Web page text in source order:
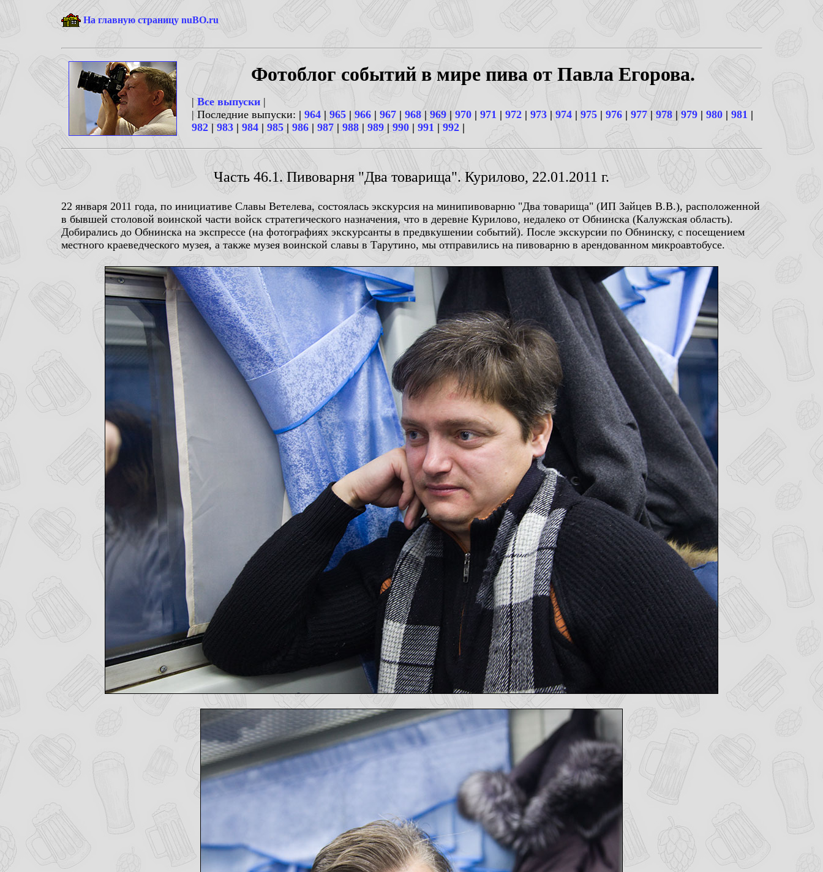
На главную страницу nuBO.ru
Фотоблог событий в мире пива от Павла Егорова.
|Все выпуски|
| Последние выпуски: | 964| 965| 966| 967| 968|969|970| 971 | 972| 973| 974| 975| 976| 977|978|979| 980| 981 |
982| 983| 984| 985| 986| 987| 988| 989| 990| 991 | 992|
Часть 46.1. Пивоварня "Два товарища". Курилово, 22.01.2011 г.
22 января 2011 года, по инициативе Славы Ветелева, состоялась экскурсия на минипивоварню "Два товарища" (ИП Зайцев В.В.), расположенной
в бывшей столовой воинской части войск стратегического назначения, что в деревне Курилово, недалеко от Обнинска (Калужская область).
Добирались до Обнинска на экспрессе (на фотографиях экскурсанты в предвкушении событий). После экскурсии по Обнинску, с посещением
местного краеведческого музея, а также музея воинской славы в Тарутино, мы отправились на пивоварню в арендованном микроавтобусе.